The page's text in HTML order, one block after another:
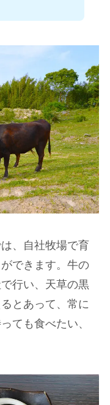
、自社牧場で育
できます。牛の
行い、天草の黒
とあって、常に
ても食べたい、